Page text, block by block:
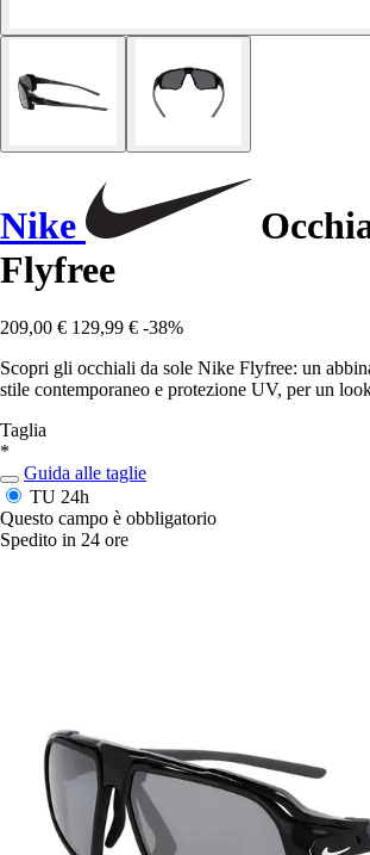
Nike
Flyfree
209,00 € 129,99 € -38%
Scopri gli occhiali da sole Nike Flyfree: un
stile contemporaneo e protezione UV, per un
Taglia
*
Guida alle taglie
TU 24h
Questo campo è obbligatorio
Spedito in 24 ore